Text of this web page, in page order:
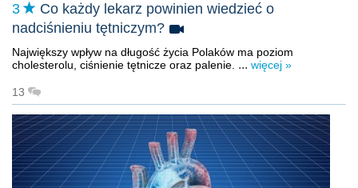
3
Co każdy lekarz powinien wiedzieć o
nadciśnieniu tętniczym?
Największy wpływ na długość życia Polaków ma poziom
cholesterolu, ciśnienie tętnicze oraz palenie. ... więcej »
13